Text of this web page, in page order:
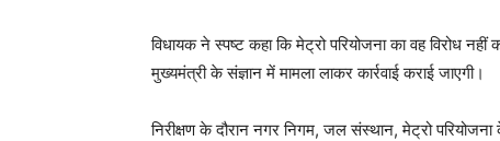
विधायक ने स्पष्ट कहा कि मेट्रो परियोजना का वह विरोध
मुख्यमंत्री के संज्ञान में मामला लाकर कार्रवाई कराई जाएगी।
निरीक्षण के दौरान नगर निगम, जल संस्थान, मेट्रो परियोजना